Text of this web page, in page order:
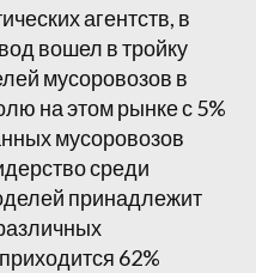
агентств, в
вошел в тройку
мусоровозов в
на этом рынке с 5%
мусоровозов
среди
принадлежит
62%